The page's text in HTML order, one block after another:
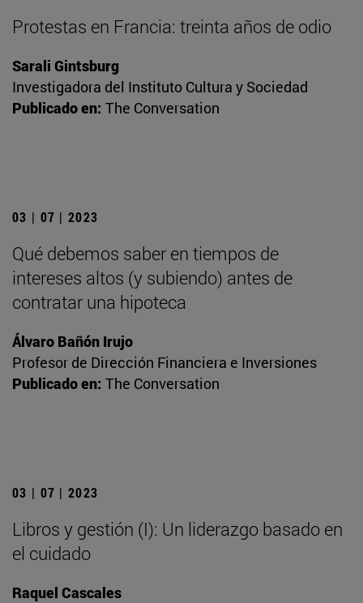
Protestas en Francia: treinta años de odio
Sarali Gintsburg
Investigadora del Instituto Cultura y Sociedad
Publicado en: The Conversation
03 | 07 | 2023
Qué debemos saber en tiempos de
intereses altos (y subiendo) antes de
contratar una hipoteca
Álvaro Bañón Irujo
Profesor de Dirección Financiera e Inversiones
Publicado en: The Conversation
03 | 07 | 2023
Libros y gestión (I): Un liderazgo basado en
el cuidado
Raquel Cascales